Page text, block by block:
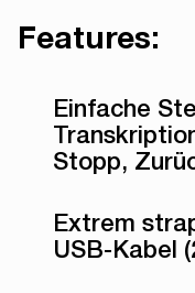
Features:
Einfache
Stopp,
Extrem
USB-Kabel